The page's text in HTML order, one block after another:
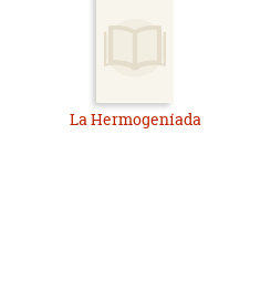
La Hermogeníada